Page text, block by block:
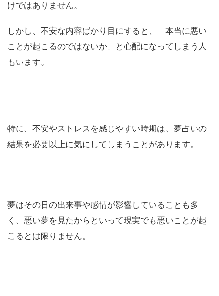
けではありません。
しかし、不安な内容ばかり目にすると、「本当に悪い
ことが起こるのではないか」と心配になってしまう人
もいます。
特に、不安やストレスを感じやすい時期は、夢占いの
結果を必要以上に気にしてしまうことがあります。
夢はその日の出来事や感情が影響していることも多
く、悪い夢を見たからといって現実でも悪いことが起
こるとは限りません。